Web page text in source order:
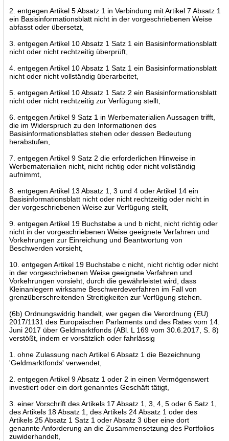
2. entgegen Artikel 5 Absatz 1 in Verbindung mit Artikel 7 Absatz 1
ein Basisinformationsblatt nicht in der vorgeschriebenen Weise
abfasst oder übersetzt,
3. entgegen Artikel 10 Absatz 1 Satz 1 ein Basisinformationsblatt
nicht oder nicht rechtzeitig überprüft,
4. entgegen Artikel 10 Absatz 1 Satz 1 ein Basisinformationsblatt
nicht oder nicht vollständig überarbeitet,
5. entgegen Artikel 10 Absatz 1 Satz 2 ein Basisinformationsblatt
nicht oder nicht rechtzeitig zur Verfügung stellt,
6. entgegen Artikel 9 Satz 1 in Werbematerialien Aussagen trifft,
die im Widerspruch zu den Informationen des
Basisinformationsblattes stehen oder dessen Bedeutung
herabstufen,
7. entgegen Artikel 9 Satz 2 die erforderlichen Hinweise in
Werbematerialien nicht, nicht richtig oder nicht vollständig
aufnimmt,
8. entgegen Artikel 13 Absatz 1, 3 und 4 oder Artikel 14 ein
Basisinformationsblatt nicht oder nicht rechtzeitig oder nicht in
der vorgeschriebenen Weise zur Verfügung stellt,
9. entgegen Artikel 19 Buchstabe a und b nicht, nicht richtig oder
nicht in der vorgeschriebenen Weise geeignete Verfahren und
Vorkehrungen zur Einreichung und Beantwortung von
Beschwerden vorsieht,
10. entgegen Artikel 19 Buchstabe c nicht, nicht richtig oder nicht
in der vorgeschriebenen Weise geeignete Verfahren und
Vorkehrungen vorsieht, durch die gewährleistet wird, dass
Kleinanlegern wirksame Beschwerdeverfahren im Fall von
grenzüberschreitenden Streitigkeiten zur Verfügung stehen.
(6b) Ordnungswidrig handelt, wer gegen die Verordnung (EU)
2017/1131 des Europäischen Parlaments und des Rates vom 14.
Juni 2017 über Geldmarktfonds (ABl. L 169 vom 30.6.2017, S. 8)
verstößt, indem er vorsätzlich oder fahrlässig
1. ohne Zulassung nach Artikel 6 Absatz 1 die Bezeichnung
'Geldmarktfonds' verwendet,
2. entgegen Artikel 9 Absatz 1 oder 2 in einen Vermögenswert
investiert oder ein dort genanntes Geschäft tätigt,
3. einer Vorschrift des Artikels 17 Absatz 1, 3, 4, 5 oder 6 Satz 1,
des Artikels 18 Absatz 1, des Artikels 24 Absatz 1 oder des
Artikels 25 Absatz 1 Satz 1 oder Absatz 3 über eine dort
genannte Anforderung an die Zusammensetzung des Portfolios
zuwiderhandelt,